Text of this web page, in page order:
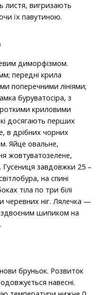
листя, вигризають
їх павутиною.
диморфізмом.
передні крила
поперечними лініями;
буруватосіра, з
криловими
досягають перших
в дрібних чорних
Яйце овальне,
жовтуватозелене,
завдовжки 25 –
на спині
тіла по три білі
черевних ніг. Лялечка —
шипиком на
бруньок. Розвиток
навесні.